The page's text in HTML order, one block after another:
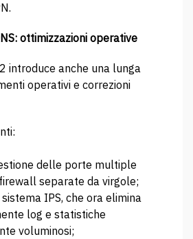
ottimizzazioni operative
introduce anche una lunga
operativi e correzioni
delle porte multiple
separate da virgole;
IPS, che ora elimina
log e statistiche
voluminosi;